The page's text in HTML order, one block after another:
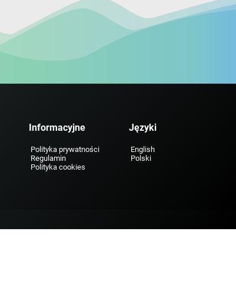
Informacyjne
Polityka prywatności
Regulamin
Polityka cookies
Języki
English
Polski